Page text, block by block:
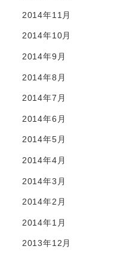
2014年11月
2014年10月
2014年9月
2014年8月
2014年7月
2014年6月
2014年5月
2014年4月
2014年3月
2014年2月
2014年1月
2013年12月